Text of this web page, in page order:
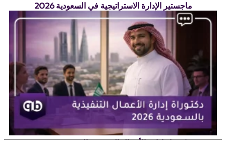
ماجستير الإدارة الاستراتيجية في السعودية 2026
دكتوراة إدارة الأعمال التنفيذية بالسعودية 2026